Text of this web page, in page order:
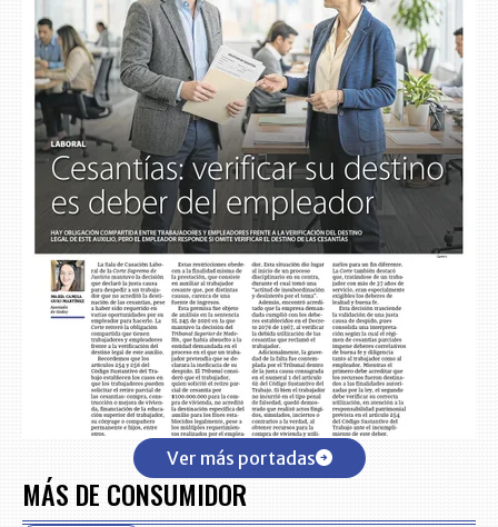
Ver más portadas
MÁS DE CONSUMIDOR